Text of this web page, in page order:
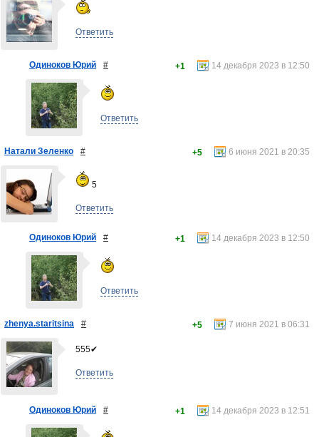
Ответить
Одиноков Юрий # 14 декабря 2023 в 12:50
+1
Ответить
Натали Зеленко # 6 июня 2021 в 20:35
+5
5
Ответить
Одиноков Юрий # 14 декабря 2023 в 12:50
+1
Ответить
zhenya.staritsina # 7 июня 2021 в 06:31
+5
555✔
Ответить
Одиноков Юрий # 14 декабря 2023 в 12:51
+1